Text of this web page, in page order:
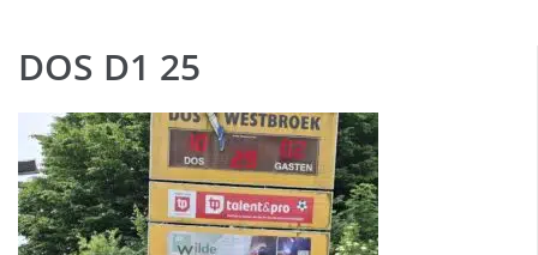
DOS D1 25